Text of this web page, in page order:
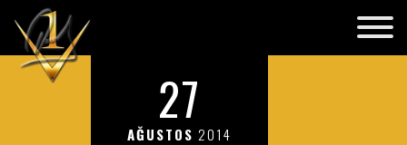
27
AĞUSTOS 2014